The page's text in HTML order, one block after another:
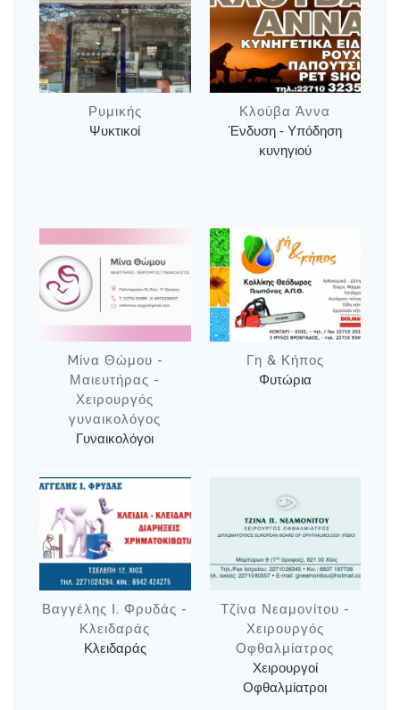
Ρυμικής
Ψυκτικοί
Κλούβα Άννα
Ένδυση - Υπόδηση
κυνηγιού
Mίνα Θώμου -
Μαιευτήρας -
Χειρουργός
γυναικολόγος
Γυναικολόγοι
Γη & Κήπος
Φυτώρια
Βαγγέλης Ι. Φρυδάς -
Κλειδαράς
Κλειδαράς
Τζίνα Νεαμονίτου -
Χειρουργός
Οφθαλμίατρος
Χειρουργοί
Οφθαλμίατροι